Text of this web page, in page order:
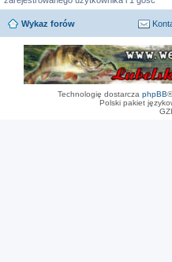
Wykaz forów
Technologię dostarcza phpBB
Polski pakiet